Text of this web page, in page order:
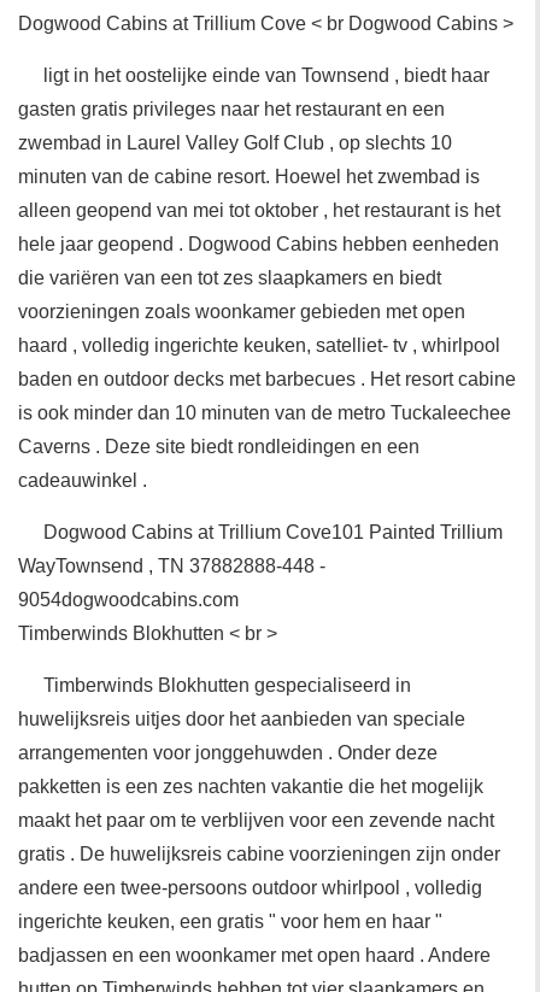
Dogwood Cabins at Trillium Cove < br Dogwood Cabins >
ligt in het oostelijke einde van Townsend , biedt haar
gasten gratis privileges naar het restaurant en een
zwembad in Laurel Valley Golf Club , op slechts 10
minuten van de cabine resort. Hoewel het zwembad is
alleen geopend van mei tot oktober , het restaurant is het
hele jaar geopend . Dogwood Cabins hebben eenheden
die variëren van een tot zes slaapkamers en biedt
voorzieningen zoals woonkamer gebieden met open
haard , volledig ingerichte keuken, satelliet- tv , whirlpool
baden en outdoor decks met barbecues . Het resort cabine
is ook minder dan 10 minuten van de metro Tuckaleechee
Caverns . Deze site biedt rondleidingen en een
cadeauwinkel .
Dogwood Cabins at Trillium Cove101 Painted Trillium
WayTownsend , TN 37882888-448 -
9054dogwoodcabins.com
Timberwinds Blokhutten < br >
Timberwinds Blokhutten gespecialiseerd in
huwelijksreis uitjes door het aanbieden van speciale
arrangementen voor jonggehuwden . Onder deze
pakketten is een zes nachten vakantie die het mogelijk
maakt het paar om te verblijven voor een zevende nacht
gratis . De huwelijksreis cabine voorzieningen zijn onder
andere een twee-persoons outdoor whirlpool , volledig
ingerichte keuken, een gratis " voor hem en haar "
badjassen en een woonkamer met open haard . Andere